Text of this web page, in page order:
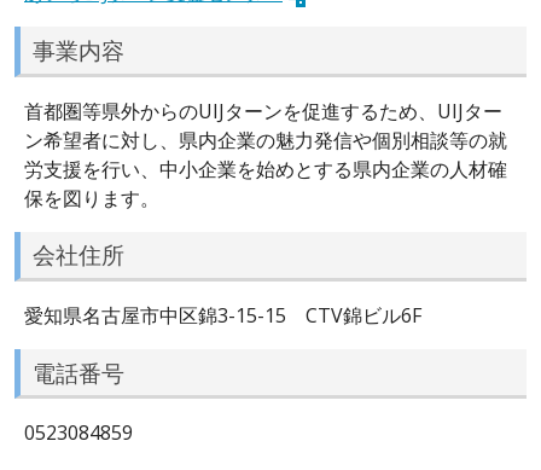
事業内容
首都圏等県外からのUIJターンを促進するため、UIJター
ン希望者に対し、県内企業の魅力発信や個別相談等の就
労支援を行い、中小企業を始めとする県内企業の人材確
保を図ります。
会社住所
愛知県名古屋市中区錦3-15-15 CTV錦ビル6F
電話番号
0523084859